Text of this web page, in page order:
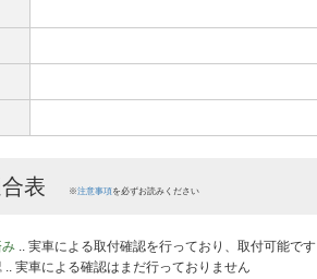
表 ※注意事項を必ずお読みください
.. 実車による取付確認を行っており、取付可能です
.. 実車による確認はまだ行っておりません